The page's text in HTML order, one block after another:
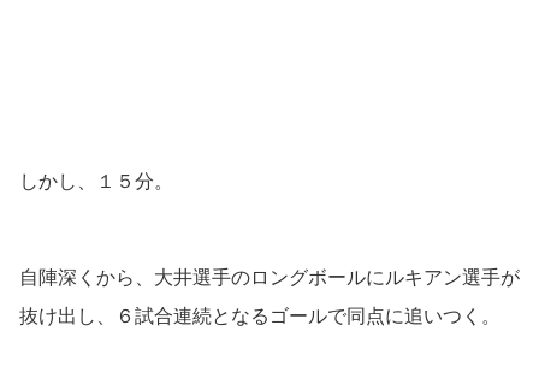
しかし、１５分。
自陣深くから、大井選手のロングボールにルキアン選手が
抜け出し、６試合連続となるゴールで同点に追いつく。